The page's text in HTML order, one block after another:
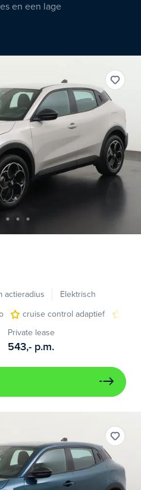
en een lage
actieradius
Elektrisch
cruise control adaptief
Private lease
543,- p.m.